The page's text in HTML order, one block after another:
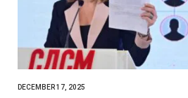
DECEMBER 17, 2025